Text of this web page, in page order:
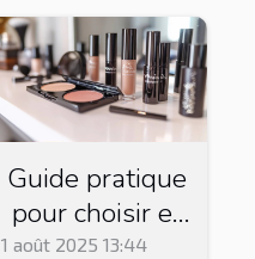
Guide pratique
pour choisir et
acheter du
1 août 2025 13:44